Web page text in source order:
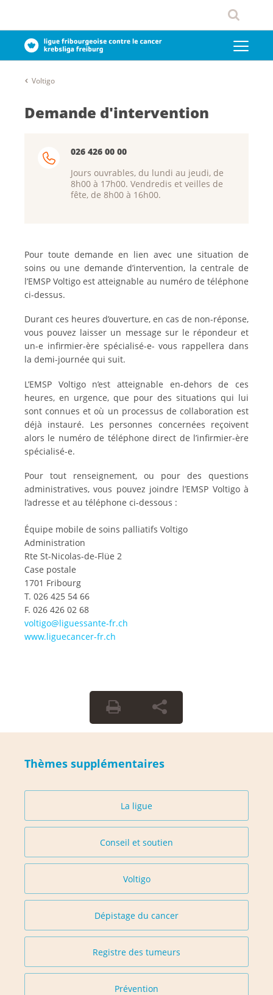
Voltigo
Demande d'intervention
026 426 00 00
Jours ouvrables, du lundi au jeudi, de
8h00 à 17h00. Vendredis et veilles de
fête, de 8h00 à 16h00.
Pour toute demande en lien avec une situation de
soins ou une demande d’intervention, la centrale de
l’EMSP Voltigo est atteignable au numéro de téléphone
ci-dessus.
Durant ces heures d’ouverture, en cas de non-réponse,
vous pouvez laisser un message sur le répondeur et
un-e infirmier-ère spécialisé-e- vous rappellera dans
la demi-journée qui suit.
L’EMSP Voltigo n’est atteignable en-dehors de ces
heures, en urgence, que pour des situations qui lui
sont connues et où un processus de collaboration est
déjà instauré. Les personnes concernées reçoivent
alors le numéro de téléphone direct de l’infirmier-ère
spécialisé-e.
Pour tout renseignement, ou pour des questions
administratives, vous pouvez joindre l’EMSP Voltigo à
l’adresse et au téléphone ci-dessous :
Équipe mobile de soins palliatifs Voltigo
Administration
Rte St-Nicolas-de-Flüe 2
Case postale
1701 Fribourg
T. 026 425 54 66
F. 026 426 02 68
voltigo@liguessante-fr.ch
www.liguecancer-fr.ch
Thèmes supplémentaires
La ligue
Conseil et soutien
Voltigo
Dépistage du cancer
Registre des tumeurs
Prévention